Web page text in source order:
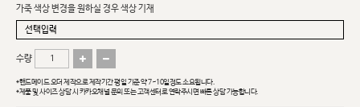
가죽 색상 변경을 원하실 경우 색상 기재
수량
*핸드메이드 오더 제작으로 제작기간 평일 기준 약 7~10일정도 소요됩니다.
*제품 및 사이즈 상담 시 카카오채널 문의 또는 고객센터로 연락주시면 빠른 상담 가능합니다.